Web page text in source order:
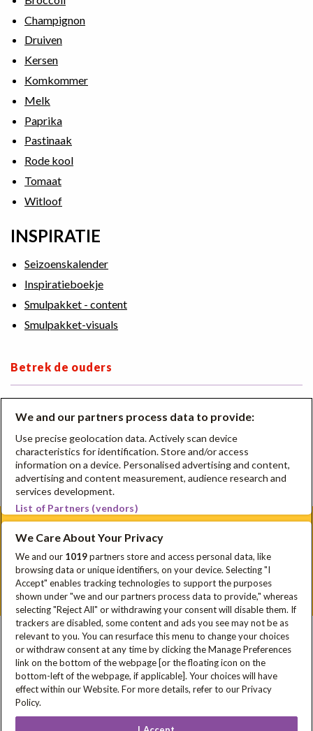
Champignon
Druiven
Kersen
Komkommer
Melk
Paprika
Pastinaak
Rode kool
Tomaat
Witloof
INSPIRATIE
Seizoenskalender
Inspiratieboekje
Smulpakket - content
Smulpakket-visuals
Betrek de ouders
Lesmateriaal
Lesmateriaal voor buitengewoon onderwijs
Downloads
Schrijf je in voor onze nieuwsbrief
Disclaimer Privacyverklaring Cookie Policy
FAQ
Sitemap
In samenwerking met
Met steun van
We and our partners process data to provide:
Use precise geolocation data. Actively scan device
characteristics for identification. Store and/or access
information on a device. Personalised advertising and content,
advertising and content measurement, audience research and
services development.
List of Partners (vendors)
We Care About Your Privacy
We and our 1019partners store and access personal data, like
browsing data or unique identifiers, on your device. Selecting "I
Accept" enables tracking technologies to support the purposes
shown under "we and our partners process data to provide," whereas
selecting "Reject All" or withdrawing your consent will disable them. If
trackers are disabled, some content and ads you see may not be as
relevant to you. You can resurface this menu to change your choices
or withdraw consent at any time by clicking the Manage Preferences
link on the bottom of the webpage [or the floating icon on the
bottom-left of the webpage, if applicable]. Your choices will have
effect within our Website. For more details, refer to our Privacy
Policy.